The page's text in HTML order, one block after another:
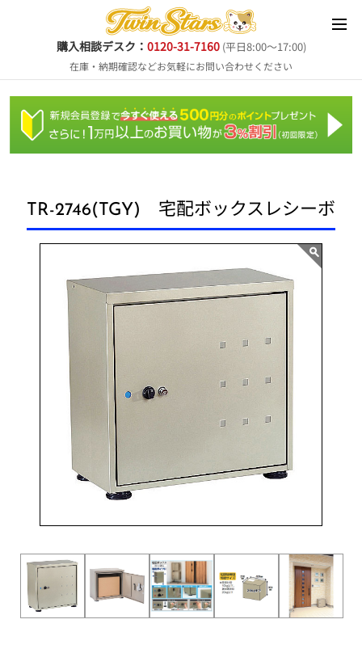
購入相談デスク： 0120-31-7160 (平日8:00～17:00)
在庫・納期確認などお気軽にお問い合わせください
TR-2746(TGY) 宅配ボックスレシーボ